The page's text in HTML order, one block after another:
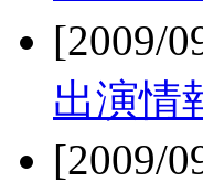
[2009/
出演情
[2009/